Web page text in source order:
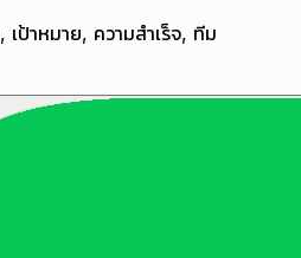
, เป้าหมาย, ความสำเร็จ, ทีม